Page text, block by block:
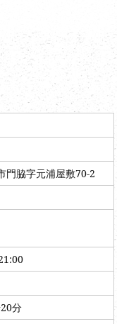
門脇字元浦屋敷70-2
分